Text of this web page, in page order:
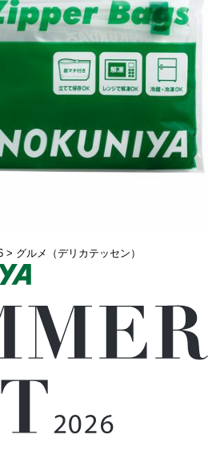
グルメ（デリカテッセン）